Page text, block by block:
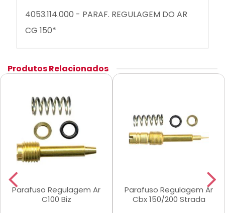
4053.114.000 - PARAF. REGULAGEM DO AR
CG 150*
Produtos Relacionados
Parafuso Regulagem Ar
C100 Biz
Parafuso Regulagem Ar
Cbx 150/200 Strada